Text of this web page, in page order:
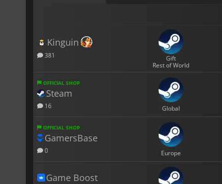
Kinguin
381
Gift
Rest of World
OFFICIAL SHOP
Steam
16 Global
OFFICIAL SHOP
GamersBase
0 Europe
Game Boost